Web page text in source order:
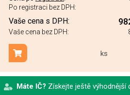
Po registraci bez DPH:
Vaše cena s DPH:
Vaše cena bez DPH:
ks
Přidat do košíku
Máte IČ? Získejte ještě výhodnější